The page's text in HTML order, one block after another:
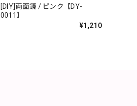
[DIY]両面鏡 / ピンク【DY-
0011】
¥1,210